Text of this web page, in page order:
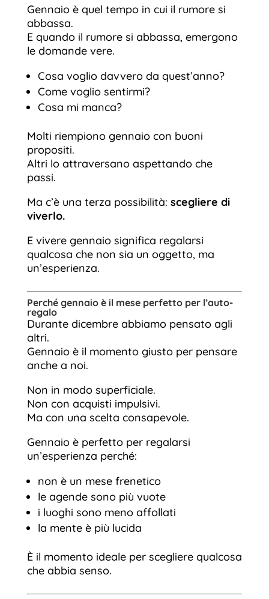
Gennaio è quel tempo in cui il rumore si
abbassa.
E quando il rumore si abbassa, emergono
le domande vere.
Cosa voglio davvero da quest’anno?
Come voglio sentirmi?
Cosa mi manca?
Molti riempiono gennaio con buoni
propositi.
Altri lo attraversano aspettando che
passi.
Ma c’è una terza possibilità: scegliere di
viverlo.
E vivere gennaio significa regalarsi
qualcosa che non sia un oggetto, ma
un’esperienza.
Perché gennaio è il mese perfetto per l’auto-
regalo
Durante dicembre abbiamo pensato agli
altri.
Gennaio è il momento giusto per pensare
anche a noi.
Non in modo superficiale.
Non con acquisti impulsivi.
Ma con una scelta consapevole.
Gennaio è perfetto per regalarsi
un’esperienza perché:
non è un mese frenetico
le agende sono più vuote
i luoghi sono meno affollati
la mente è più lucida
È il momento ideale per scegliere qualcosa
che abbia senso.